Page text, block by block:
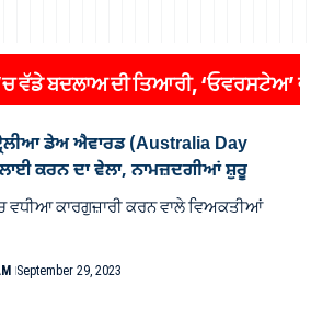
ਦੀ ਤਿਆਰੀ, ‘ਓਵਰਸਟੇਅ’
ਡੇਅ ਐਵਾਰਡ (Australia Day
ਕਰਨ ਦਾ ਵੇਲਾ, ਨਾਮਜ਼ਦਗੀਆਂ ਸ਼ੁਰੂ
ਕਾਰਗੁਜ਼ਾਰੀ ਕਰਨ ਵਾਲੇ ਵਿਅਕਤੀਆਂ
September 29, 2023